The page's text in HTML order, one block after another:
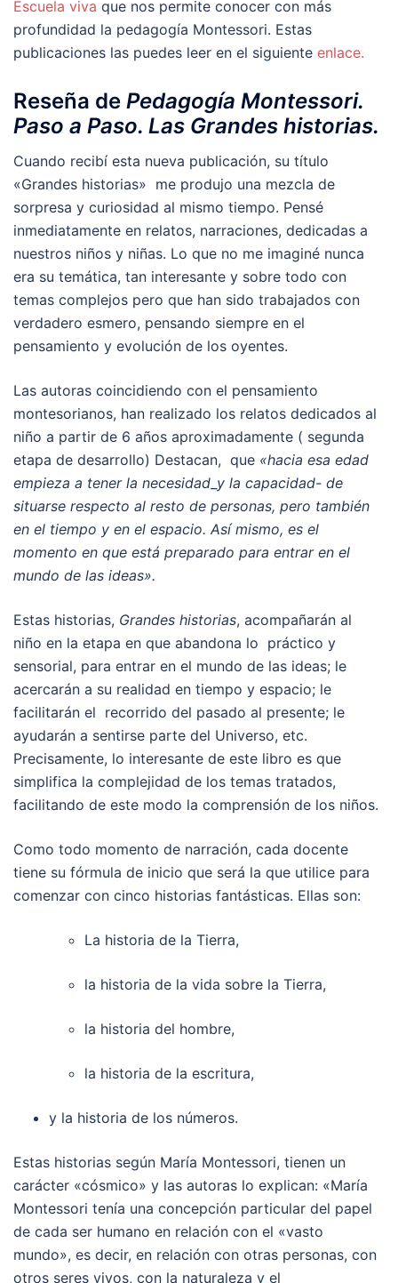
Escuela viva que nos permite conocer con más
profundidad la pedagogía Montessori. Estas
publicaciones las puedes leer en el siguiente enlace.
Reseña de Pedagogía Montessori.
Paso a Paso. Las Grandes historias.
Cuando recibí esta nueva publicación, su título
«Grandes historias» me produjo una mezcla de
sorpresa y curiosidad al mismo tiempo. Pensé
inmediatamente en relatos, narraciones, dedicadas a
nuestros niños y niñas. Lo que no me imaginé nunca
era su temática, tan interesante y sobre todo con
temas complejos pero que han sido trabajados con
verdadero esmero, pensando siempre en el
pensamiento y evolución de los oyentes.
Las autoras coincidiendo con el pensamiento
montesorianos, han realizado los relatos dedicados al
niño a partir de 6 años aproximadamente ( segunda
etapa de desarrollo) Destacan, que «hacia esa edad
empieza a tener la necesidad_y la capacidad- de
situarse respecto al resto de personas, pero también
en el tiempo y en el espacio. Así mismo, es el
momento en que está preparado para entrar en el
mundo de las ideas».
Estas historias, Grandes historias, acompañarán al
niño en la etapa en que abandona lo práctico y
sensorial, para entrar en el mundo de las ideas; le
acercarán a su realidad en tiempo y espacio; le
facilitarán el recorrido del pasado al presente; le
ayudarán a sentirse parte del Universo, etc.
Precisamente, lo interesante de este libro es que
simplifica la complejidad de los temas tratados,
facilitando de este modo la comprensión de los niños.
Como todo momento de narración, cada docente
tiene su fórmula de inicio que será la que utilice para
comenzar con cinco historias fantásticas. Ellas son:
La historia de la Tierra,
la historia de la vida sobre la Tierra,
la historia del hombre,
la historia de la escritura,
y la historia de los números.
Estas historias según María Montessori, tienen un
carácter «cósmico» y las autoras lo explican: «María
Montessori tenía una concepción particular del papel
de cada ser humano en relación con el «vasto
mundo», es decir, en relación con otras personas, con
otros seres vivos, con la naturaleza y el